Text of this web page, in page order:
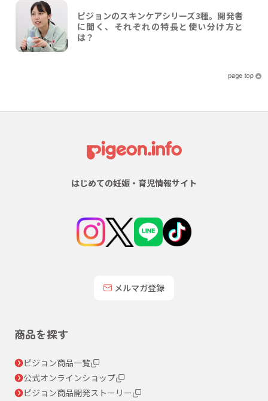
ピジョンのスキンケアシリーズ3種。開発者
に聞く、それぞれの特長と使い分け方と
は？
はじめての妊娠・育児情報サイト
メルマガ登録
商品を探す
ピジョン商品一覧
公式オンラインショップ
ピジョン商品開発ストーリー